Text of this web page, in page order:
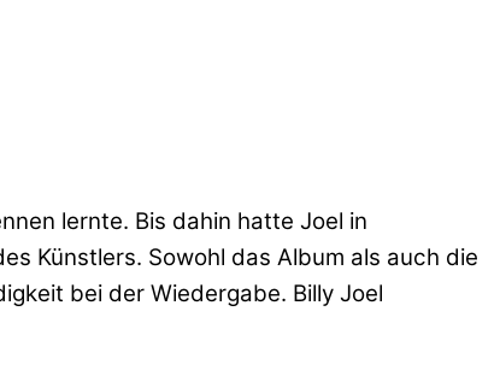
lernte. Bis dahin hatte Joel in
Künstlers. Sowohl das Album als auch die
bei der Wiedergabe. Billy Joel